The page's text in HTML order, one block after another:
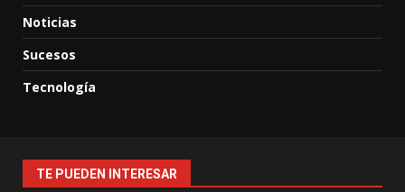
Noticias
Sucesos
Tecnología
TE PUEDEN INTERESAR